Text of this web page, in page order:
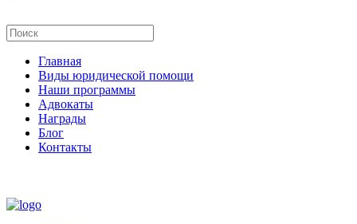
Главная
Виды юридической помощи
Наши программы
Адвокаты
Награды
Блог
Контакты